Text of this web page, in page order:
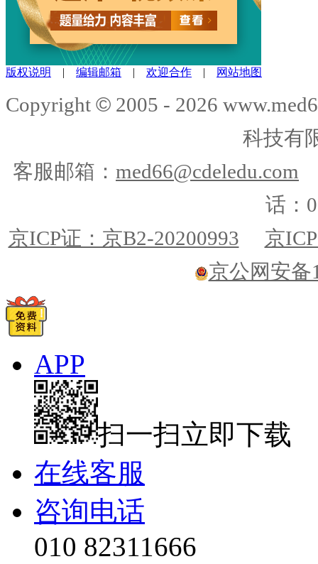
版权说明 | 编辑邮箱 | 欢迎合作 | 网站地图
Copyright © 2005 - 2026
科技有
客服邮箱： med66@cdeledu.com
话：
京ICP证：京B2-20200993
京
京公网安备
APP
扫一扫立即下载
在线客服
咨询电话
010 82311666